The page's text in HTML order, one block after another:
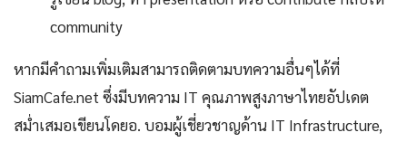
community
หากมีคำถามเพิ่มเติมสามารถติดตามบทความอื่นๆได้ที่
SiamCafe.net ซึ่งมีบทความ IT คุณภาพสูงภาษาไทยอัปเดต
สม่ำเสมอเขียนโดยอ. บอมผู้เชี่ยวชาญด้าน IT Infrastructure,